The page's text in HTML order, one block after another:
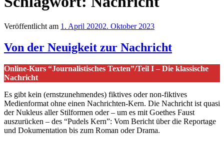
Veröffentlicht am 1. April 20202. Oktober 2023
Von der Neuigkeit zur Nachricht
Online-Kurs “Journalistisches Texten”/Teil I – Die klassische
Nachricht
Es gibt kein (ernstzunehmendes) fiktives oder non-fiktives
Medienformat ohne einen Nachrichten-Kern. Die Nachricht ist quasi
der Nukleus aller Stilformen oder – um es mit Goethes Faust
auszurücken – des “Pudels Kern”: Vom Bericht über die Reportage
und Dokumentation bis zum Roman oder Drama.